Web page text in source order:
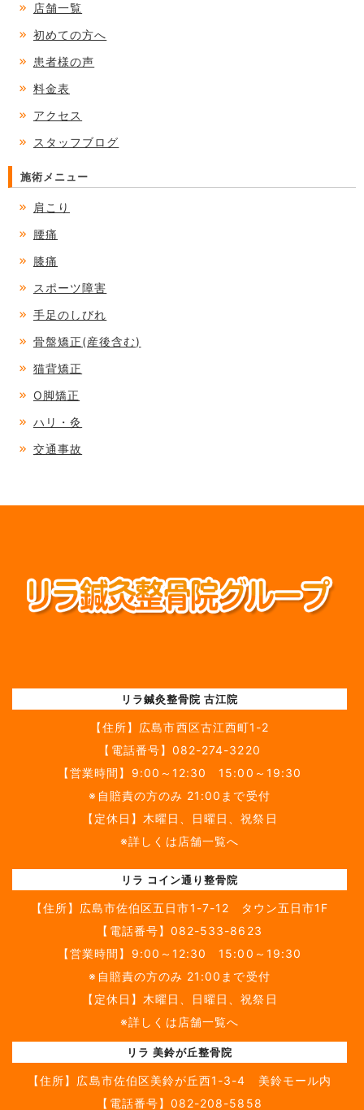
店舗一覧
初めての方へ
患者様の声
料金表
アクセス
スタッフブログ
施術メニュー
肩こり
腰痛
膝痛
スポーツ障害
手足のしびれ
骨盤矯正(産後含む)
猫背矯正
O脚矯正
ハリ・灸
交通事故
リラ鍼灸整骨院 古江院
【住所】 広島市西区古江西町1-2
【電話番号】 082-274-3220
【営業時間】9:00～12:30 15:00～19:30
※自賠責の方のみ 21:00まで受付
【定休日】木曜日、日曜日、祝祭日
※詳しくは店舗一覧へ
リラ コイン通り整骨院
【住所】 広島市佐伯区五日市1-7-12 タウン五日市1F
【電話番号】 082-533-8623
【営業時間】9:00～12:30 15:00～19:30
※自賠責の方のみ 21:00まで受付
【定休日】木曜日、日曜日、祝祭日
※詳しくは店舗一覧へ
リラ 美鈴が丘整骨院
【住所】 広島市佐伯区美鈴が丘西1-3-4 美鈴モール内
【電話番号】 082-208-5858